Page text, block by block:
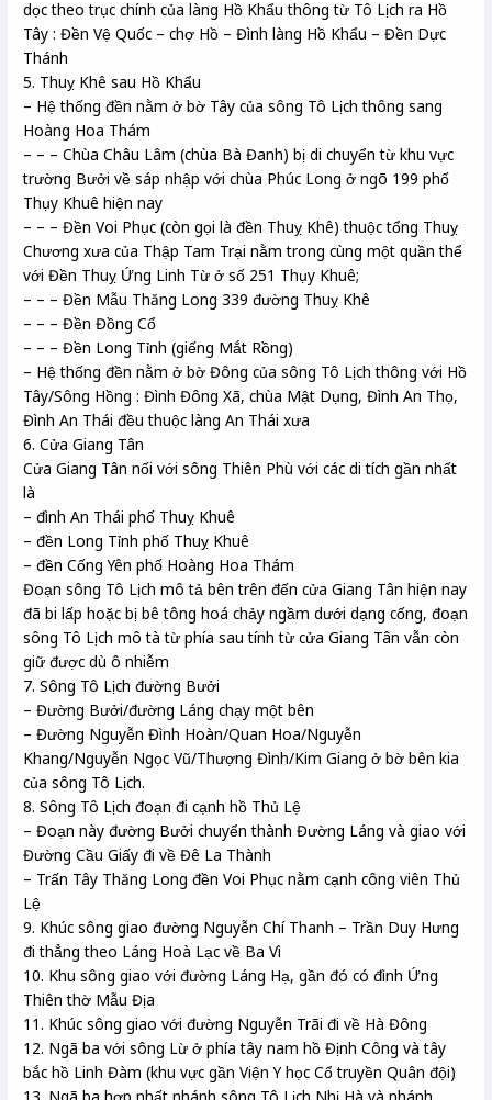
dọc theo trục chính của làng Hồ Khẩu thông từ Tô Lịch ra Hồ
Tây : Đền Vệ Quốc – chợ Hồ – Đình làng Hồ Khẩu – Đền Dực
Thánh
5. Thuỵ Khê sau Hồ Khẩu
– Hệ thống đền nằm ở bờ Tây của sông Tô Lịch thông sang
Hoàng Hoa Thám
– – – Chùa Châu Lâm (chùa Bà Đanh) bị di chuyển từ khu vực
trường Bưởi về sáp nhập với chùa Phúc Long ở ngõ 199 phố
Thụy Khuê hiện nay
– – – Đền Voi Phục (còn gọi là đền Thuỵ Khê) thuộc tổng Thuỵ
Chương xưa của Thập Tam Trại nằm trong cùng một quần thể
với Đền Thuỵ Ứng Linh Từ ở số 251 Thụy Khuê;
– – – Đền Mẫu Thăng Long 339 đường Thuỵ Khê
– – – Đền Đồng Cổ
– – – Đền Long Tỉnh (giếng Mắt Rồng)
– Hệ thống đền nằm ở bờ Đông của sông Tô Lịch thông với Hồ
Tây/Sông Hồng : Đình Đông Xã, chùa Mật Dụng, Đình An Thọ,
Đình An Thái đều thuộc làng An Thái xưa
6. Cửa Giang Tân
Cửa Giang Tân nối với sông Thiên Phù với các di tích gần nhất
là
– đình An Thái phố Thuỵ Khuê
– đền Long Tỉnh phố Thuỵ Khuê
– đền Cống Yên phố Hoàng Hoa Thám
Đoạn sông Tô Lịch mô tả bên trên đến cửa Giang Tân hiện nay
đã bi lấp hoặc bị bê tông hoá chảy ngầm dưới dạng cống, đoạn
sông Tô Lịch mô tà từ phía sau tính từ cửa Giang Tân vẫn còn
giữ được dù ô nhiễm
7. Sông Tô Lịch đường Bưởi
– Đường Bưởi/đường Láng chạy một bên
– Đường Nguyễn Đình Hoàn/Quan Hoa/Nguyễn
Khang/Nguyễn Ngọc Vũ/Thượng Đình/Kim Giang ở bờ bên kia
của sông Tô Lịch.
8. Sông Tô Lịch đoạn đi cạnh hồ Thủ Lệ
– Đoạn này đường Bưởi chuyển thành Đường Láng và giao với
Đường Cầu Giấy đi về Đê La Thành
– Trấn Tây Thăng Long đền Voi Phục nằm cạnh công viên Thủ
Lệ
9. Khúc sông giao đường Nguyễn Chí Thanh – Trần Duy Hưng
đi thẳng theo Láng Hoà Lạc về Ba Vì
10. Khu sông giao với đường Láng Hạ, gần đó có đình Ứng
Thiên thờ Mẫu Địa
11. Khúc sông giao với đường Nguyễn Trãi đi về Hà Đông
12. Ngã ba với sông Lừ ở phía tây nam hồ Định Công và tây
bắc hồ Linh Đàm (khu vực gần Viện Y học Cổ truyền Quân đội)